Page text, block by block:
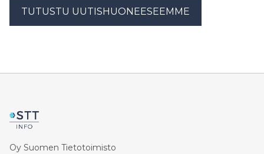
TUTUSTU UUTISHUONEESEEMME
Oy Suomen Tietotoimisto